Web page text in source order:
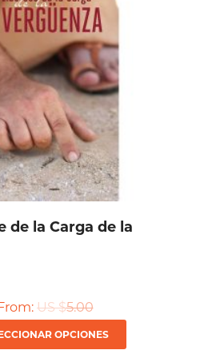
de la Carga de la
US $5.00
OPCIONES